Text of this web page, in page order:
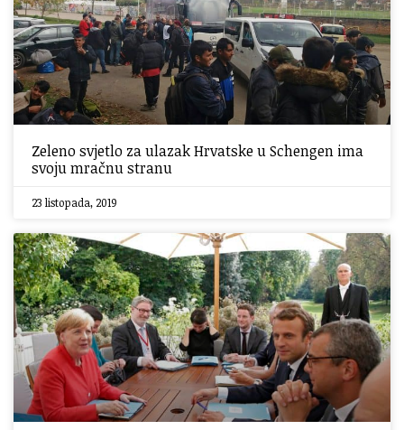
Zeleno svjetlo za ulazak Hrvatske u Schengen ima
svoju mračnu stranu
23 listopada, 2019